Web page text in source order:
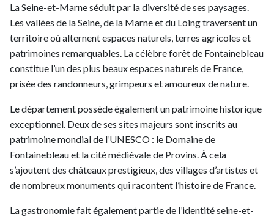
La Seine-et-Marne séduit par la diversité de ses paysages.
Les vallées de la Seine, de la Marne et du Loing traversent un
territoire où alternent espaces naturels, terres agricoles et
patrimoines remarquables. La célèbre forêt de Fontainebleau
constitue l’un des plus beaux espaces naturels de France,
prisée des randonneurs, grimpeurs et amoureux de nature.
Le département possède également un patrimoine historique
exceptionnel. Deux de ses sites majeurs sont inscrits au
patrimoine mondial de l’UNESCO : le Domaine de
Fontainebleau et la cité médiévale de Provins. À cela
s’ajoutent des châteaux prestigieux, des villages d’artistes et
de nombreux monuments qui racontent l’histoire de France.
La gastronomie fait également partie de l’identité seine-et-